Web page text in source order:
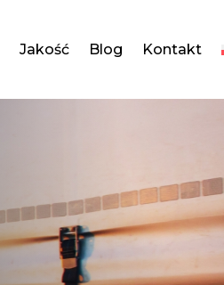
Jakość Blog Kontakt